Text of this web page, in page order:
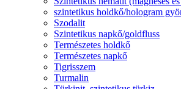
szintetikus holdkő/hologram
Szodalit
Szintetikus napkő/goldfluss
Természetes holdkő
Természetes napkő
Tigrisszem
Turmalin